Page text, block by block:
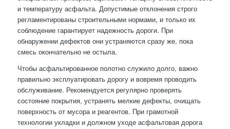
и температуру асфальта. Допустимые отклонения строго
регламентированы строительными нормами, и только их
соблюдение гарантирует надежность дороги. При
обнаружении дефектов они устраняются сразу же, пока
смесь окончательно не остыла.
Чтобы асфальтированное полотно служило долго, важно
правильно эксплуатировать дорогу и вовремя проводить
обслуживание. Рекомендуется регулярно проверять
состояние покрытия, устранять мелкие дефекты, очищать
поверхность от мусора и реагентов. При грамотной
технологии укладки и должном уходе асфальтовая дорога